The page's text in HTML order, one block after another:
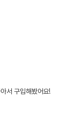
서 구입해봤어요!